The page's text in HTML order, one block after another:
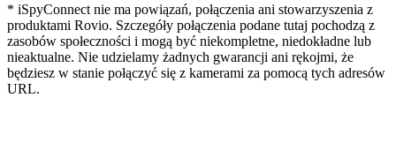
* iSpyConnect nie ma powiązań, połączenia ani stowarzyszenia z
produktami Rovio. Szczegóły połączenia podane tutaj pochodzą z
zasobów społeczności i mogą być niekompletne, niedokładne lub
nieaktualne. Nie udzielamy żadnych gwarancji ani rękojmi, że
będziesz w stanie połączyć się z kamerami za pomocą tych adresów
URL.